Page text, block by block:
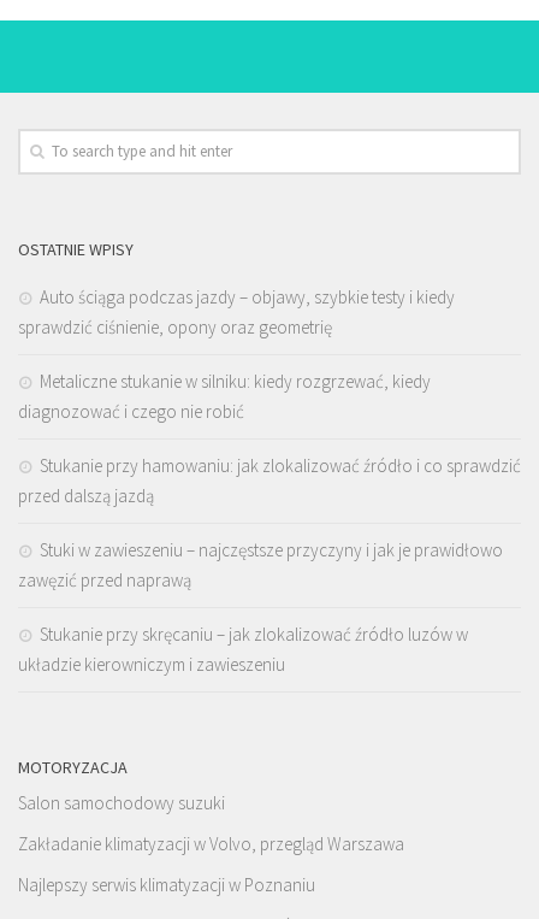
OSTATNIE WPISY
Auto ściąga podczas jazdy – objawy, szybkie testy i kiedy
sprawdzić ciśnienie, opony oraz geometrię
Metaliczne stukanie w silniku: kiedy rozgrzewać, kiedy
diagnozować i czego nie robić
Stukanie przy hamowaniu: jak zlokalizować źródło i co sprawdzić
przed dalszą jazdą
Stuki w zawieszeniu – najczęstsze przyczyny i jak je prawidłowo
zawęzić przed naprawą
Stukanie przy skręcaniu – jak zlokalizować źródło luzów w
układzie kierowniczym i zawieszeniu
MOTORYZACJA
Salon samochodowy suzuki
Zakładanie klimatyzacji w Volvo, przegląd Warszawa
Najlepszy serwis klimatyzacji w Poznaniu